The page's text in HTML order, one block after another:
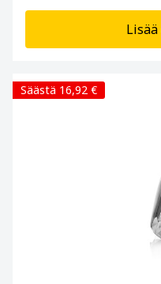
Säästä 16,92 €